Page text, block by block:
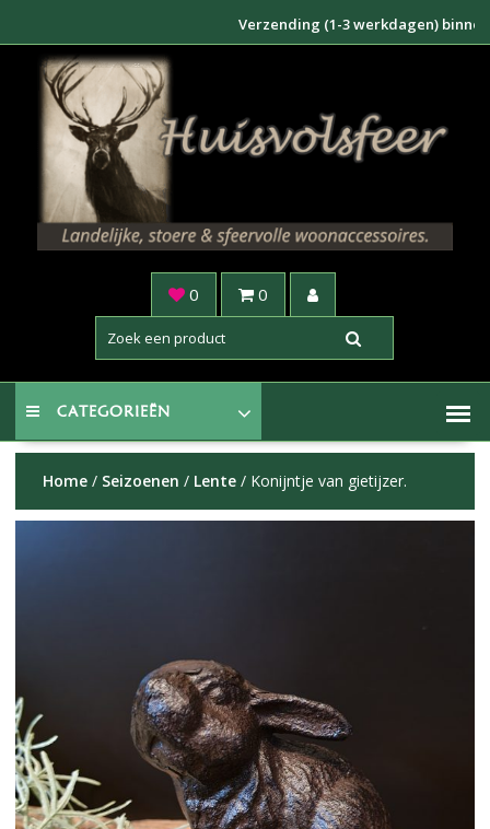
inhoud
Verzending (1-3 werkdagen) binnen
0 0
CATEGORIEËN
Home/ Seizoenen / Lente/ Konijntje van gietijzer.